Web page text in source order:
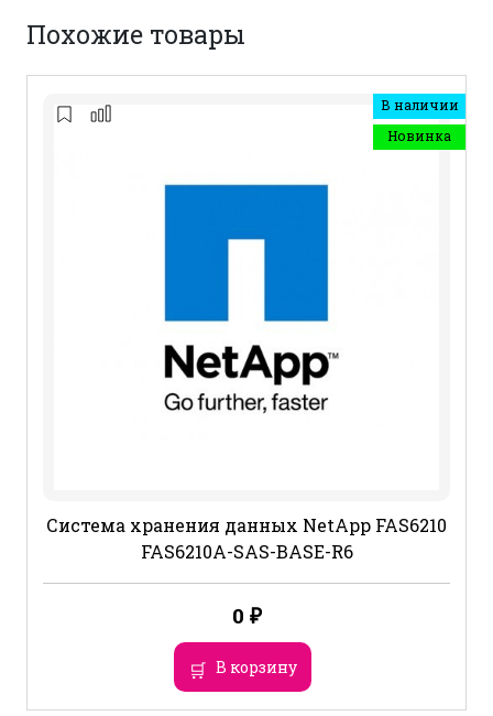
Похожие товары
В наличии
Новинка
Система хранения данных NetApp FAS6210
FAS6210A-SAS-BASE-R6
0 ₽
В корзину